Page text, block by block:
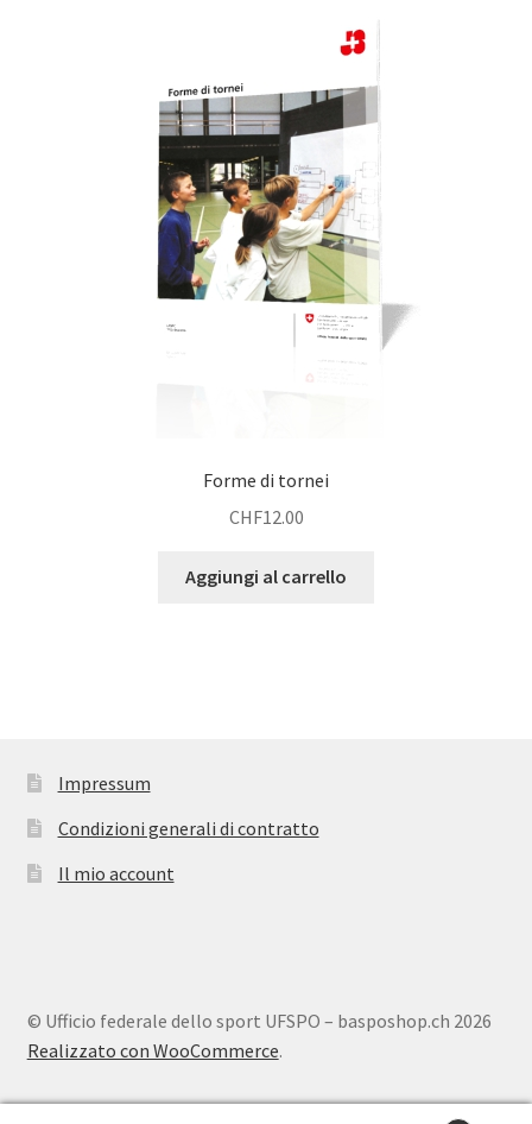
Forme di tornei
CHF12.00
Aggiungi al carrello
Impressum
Condizioni generali di contratto
Il mio account
© Ufficio federale dello sport UFSPO – basposhop.ch 2026
Realizzato con WooCommerce.